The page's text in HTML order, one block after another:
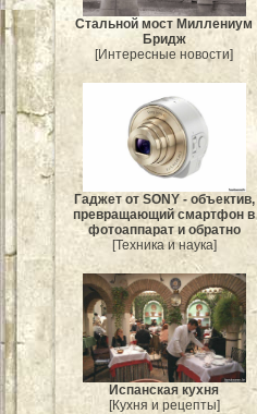
Стальной мост Миллениум
Бридж
[Интересные новости]
Гаджет от SONY - объектив,
превращающий смартфон в
фотоаппарат и обратно
[Техника и наука]
Испанская кухня
[Кухня и рецепты]